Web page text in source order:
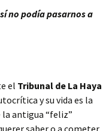
no podía pasarnos a
el Tribunal de La Haya
y su vida es la
antigua “feliz”
saber o a cometer